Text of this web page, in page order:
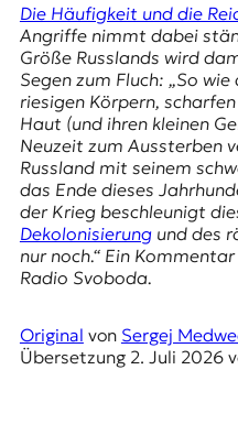
o
u
r
n
a
s
m
u
s
u
n
M
e
d
Die Häufigkeit und die
Angriffe nimmt dabei
Größe Russlands wird
Segen zum Fluch: „So
riesigen Körpern,
Haut (und ihren kleinen
Neuzeit zum Aussterben
Russland mit seinem
das Ende dieses
der Krieg beschleunigt
Dekolonisierungund des
nur noch.“ Ein
Radio Svoboda.
Original von Sergej
Übersetzung 2. Juli 2026